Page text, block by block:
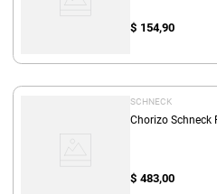
$ 154,90
SCHNECK
Chorizo Schneck
$ 483,00